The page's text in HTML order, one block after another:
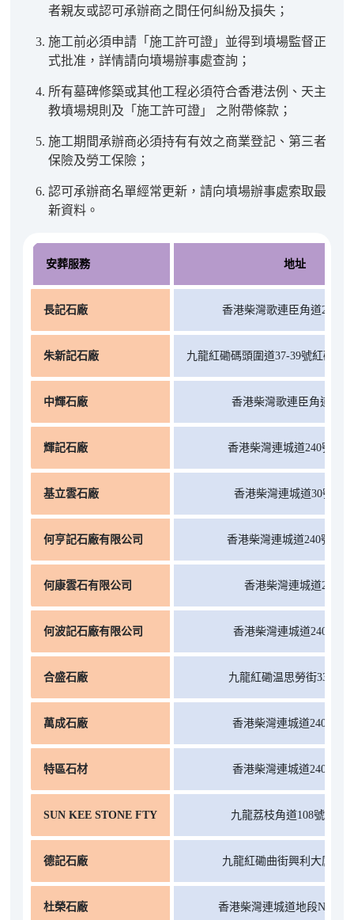
者親友或認可承辦商之間任何糾紛及損失；
施工前必須申請「施工許可證」並得到墳場監督正
式批准，詳情請向墳場辦事處查詢；
所有墓碑修築或其他工程必須符合香港法例、天主
教墳場規則及「施工許可證」 之附帶條款；
施工期間承辦商必須持有有效之商業登記、第三者
保險及勞工保險；
認可承辦商名單經常更新，請向墳場辦事處索取最
新資料。
安葬服務 地址
長記石廠 香港柴灣歌連臣角道240P
朱新記石廠 九龍紅磡碼頭圍道37-39號紅磡廣
中輝石廠 香港柴灣歌連臣角道240-
輝記石廠 香港柴灣連城道240號B地
基立雲石廠 香港柴灣連城道30號地
何亨記石廠有限公司 香港柴灣連城道240號N地
何康雲石有限公司 香港柴灣連城道240C
何波記石廠有限公司 香港柴灣連城道240 I地
合盛石廠 九龍紅磡温思勞街33號地
萬成石廠 香港柴灣連城道240Q地
特區石材 香港柴灣連城道240O地
SUN KEE STONE FTY 九龍荔枝角道108號8樓F
德記石廠 九龍紅磡曲街興利大廈2L
杜榮石廠 香港柴灣連城道地段NHX-